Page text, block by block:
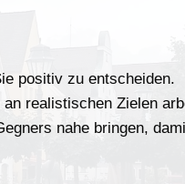
positiv zu entscheiden.
realistischen Zielen
nahe bringen,